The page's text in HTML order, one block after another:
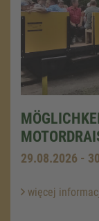
29.08.2026 -
więcej